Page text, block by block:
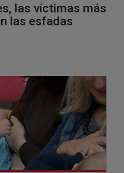
las víctimas más
las esfadas